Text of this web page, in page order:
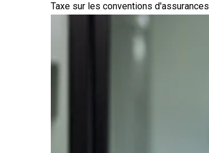
Taxe sur les conventions d'assurances